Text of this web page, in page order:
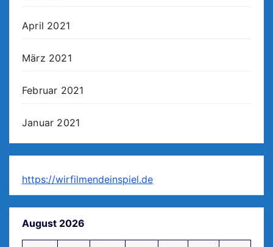
April 2021
März 2021
Februar 2021
Januar 2021
https://wirfilmendeinspiel.de
August 2026